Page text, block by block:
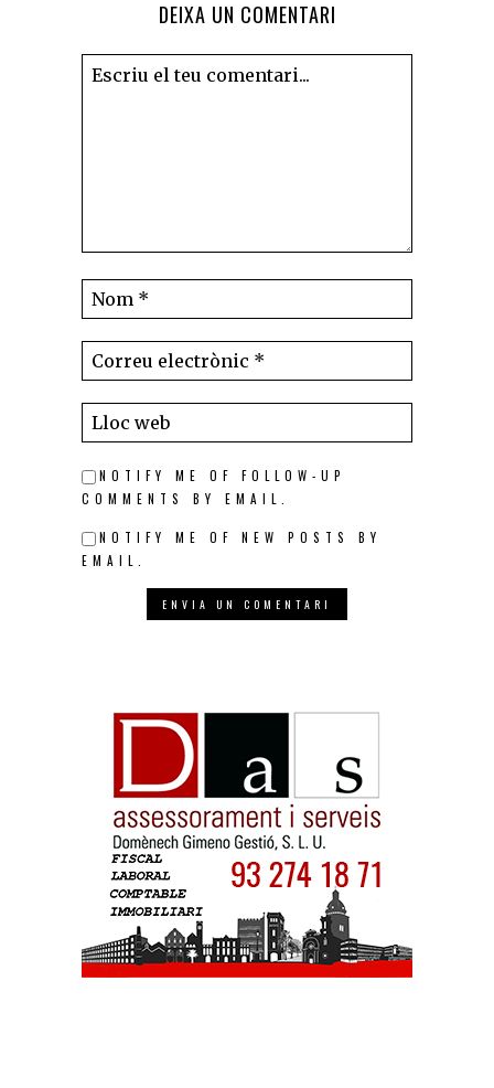
DEIXA UN COMENTARI
NOTIFY ME OF FOLLOW-UP
COMMENTS BY EMAIL.
NOTIFY ME OF NEW POSTS BY
EMAIL.